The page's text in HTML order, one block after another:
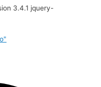
3.4.1 jquery-